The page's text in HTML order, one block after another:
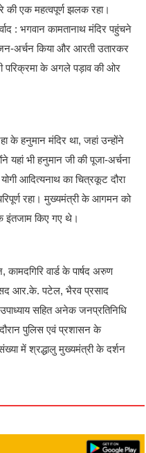
की एक महत्वपूर्ण झलक रहा।
: भगवान कामतानाथ मंदिर पहुंचने
अर्चन किया और आरती उतारकर
परिक्रमा के अगले पड़ाव की ओर
के हनुमान मंदिर था, जहां उन्होंने
यहां भी हनुमान जी की पूजा-अर्चना
आदित्यनाथ का चित्रकूट दौरा
रहा। मुख्यमंत्री के आगमन को
इंतजाम किए गए थे।
कामदगिरि वार्ड के पार्षद अरुण
आर.के. पटेल, भैरव प्रसाद
उपाध्याय सहित अनेक जनप्रतिनिधि
पुलिस एवं प्रशासन के
में श्रद्धालु मुख्यमंत्री के दर्शन